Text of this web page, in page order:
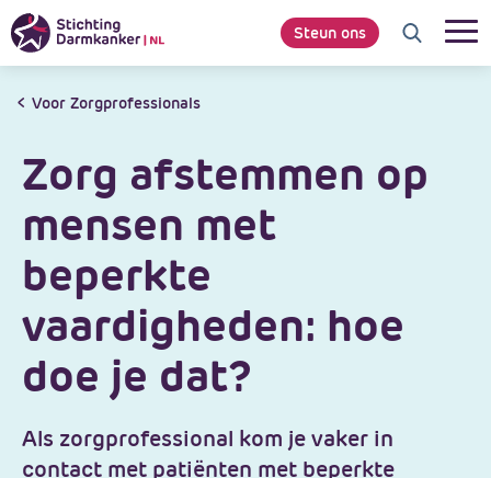
Steun ons
Voor Zorgprofessionals
Zorg afstemmen op
mensen met
beperkte
vaardigheden: hoe
doe je dat?
Als zorgprofessional kom je vaker in
contact met patiënten met beperkte